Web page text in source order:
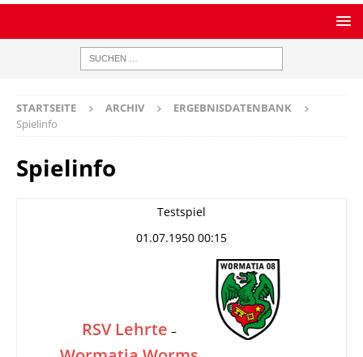
STARTSEITE ARCHIV
ERGEBNISDATENBANK
Spielinfo
Spielinfo
Testspiel
01.07.1950 00:15
RSV Lehrte –